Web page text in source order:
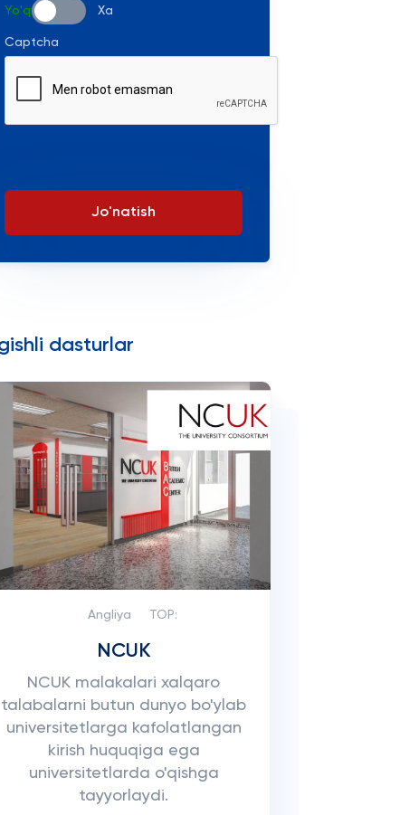
Yo'q Xa
Captcha
Jo'natish
dasturlar
Angliya TOP:
NCUK
NCUK malakalari xalqaro
talabalarni butun dunyo bo'ylab
universitetlarga kafolatlangan
kirish huquqiga ega
universitetlarda o'qishga
tayyorlaydi.